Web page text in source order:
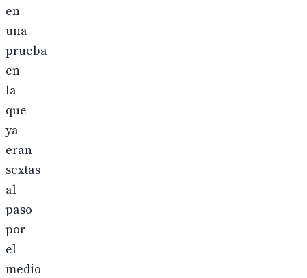
en
una
prueba
en
la
que
ya
eran
sextas
al
paso
por
el
medio